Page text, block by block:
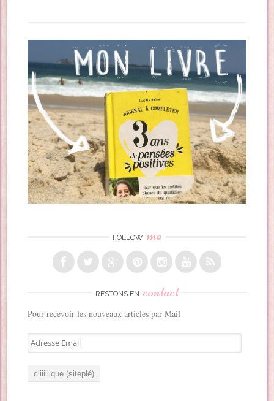
FOLLOW me
RESTONS EN contact
Pour recevoir les nouveaux articles par Mail
A
d